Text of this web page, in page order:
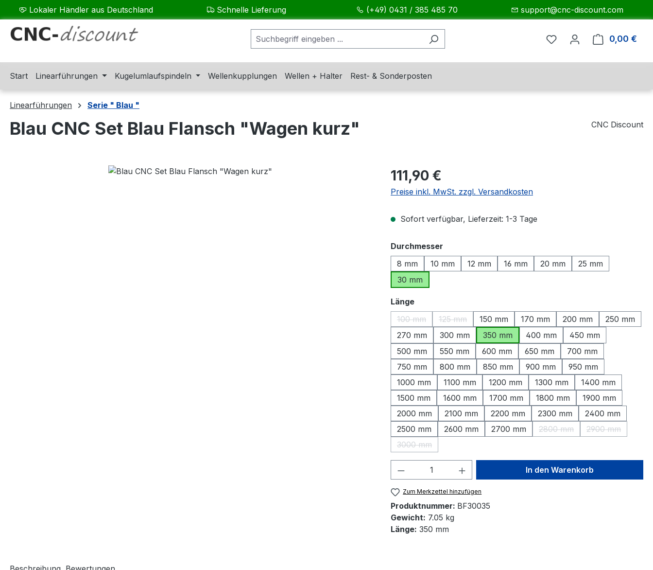
Hauptinhalt springen
Zur Suche springen
Zur Hauptnavigation springen
Lokaler Händler aus Deutschland Schnelle Lieferung (+49) 0431 / 385 485 70 support@cnc-discount.com
0,00 €
Start Linearführungen Kugelumlaufspindeln Wellenkupplungen Wellen + Halter Rest- & Sonderposten
Linearführungen Serie " Blau "
Blau CNC Set Blau Flansch "Wagen kurz" CNC Discount
Regulärer Preis:
111,90 €
Preise inkl. MwSt. zzgl. Versandkosten
Sofort verfügbar, Lieferzeit: 1-3 Tage
Durchmesser
8 mm
10 mm 12 mm 16 mm 20 mm
25 mm
30 mm
Längeauswählen
100 mm
(Diese Option ist zurzeit nicht verfügbar.)
125 mm
(Diese Option ist zurzeit nicht verfügbar.)
150 mm 170 mm 200 mm
250 mm
270 mm
300 mm 350 mm 400 mm
450 mm
500 mm
550 mm 600 mm 650 mm
700 mm
750 mm
800 mm 850 mm 900 mm
950 mm
1000 mm
1100 mm 1200 mm 1300 mm
1400 mm
1500 mm
1600 mm 1700 mm 1800 mm
1900 mm
2000 mm
2100 mm 2200 mm 2300 mm
2400 mm
2500 mm
2600 mm 2700 mm 2800 mm
(Diese Option ist zurzeit nicht
2900 mm
(Diese Option
3000 mm
(Diese Option ist zurzeit nicht verfügbar.)
Produkt Anzahl: Gib den gewünschten Wert
In den Warenkorb
Zum Merkzettel hinzufügen
Produktnummer: BF30035
Gewicht: 7.05 kg
Länge: 350 mm